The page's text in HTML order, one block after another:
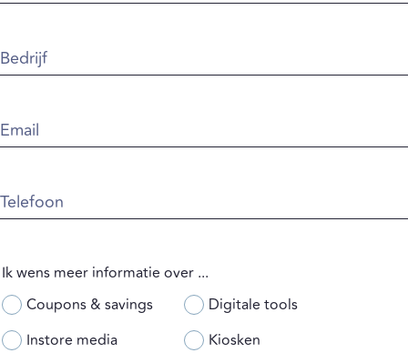
Bedrijf
Email
Telefoon
Ik wens meer informatie over ...
Coupons & savings
Digitale tools
Instore media
Kiosken